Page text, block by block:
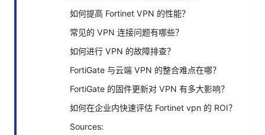
如何提高 Fortinet VPN 的性能？
常见的 VPN 连接问题有哪些？
如何进行 VPN 的故障排查？
FortiGate 与云端 VPN 的整合难点在哪？
FortiGate 的固件更新对 VPN 有多大影响？
如何在企业内快速评估 Fortinet vpn 的 ROI？
Sources: